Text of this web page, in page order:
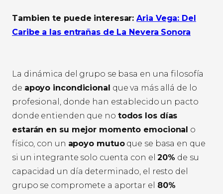
Tambien te puede interesar:Aria Vega: Del
Caribe a las entrañas de La Nevera Sonora
La dinámica del grupo se basa en una filosofía
de apoyo incondicional que va más allá de lo
profesional, donde han establecido un pacto
donde entienden que no todos los días
estarán en su mejor momento emocional o
físico, con un apoyo mutuoque se basa en que
si un integrante solo cuenta con el20% de su
capacidad un día determinado, el resto del
grupo se compromete a aportar el 80%